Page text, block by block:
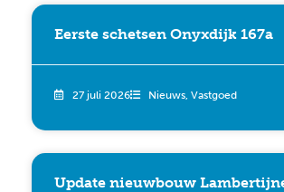
Eerste schetsen Onyxdijk 167a
27 juli 2026 Nieuws, Vastgoed
Update nieuwbouw